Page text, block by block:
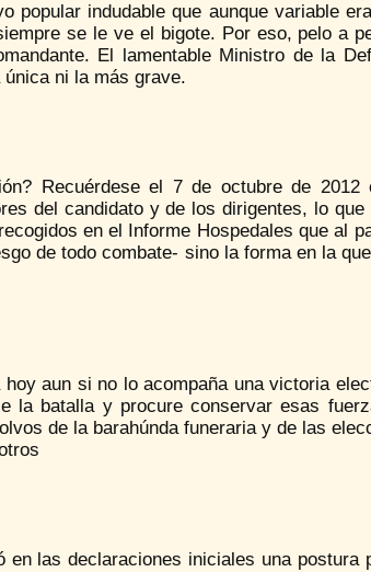
popular indudable que aunque variable
se le ve el bigote. Por eso, pelo a
El lamentable Ministro de la
ni la más grave.
Recuérdese el 7 de octubre de 2012
del candidato y de los dirigentes, lo
en el Informe Hospedales que al
de todo combate- sino la forma en la
aun si no lo acompaña una victoria
la batalla y procure conservar esas
de la barahúnda funeraria y de las
las declaraciones iniciales una postura